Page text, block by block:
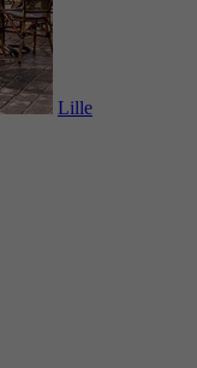
Lille